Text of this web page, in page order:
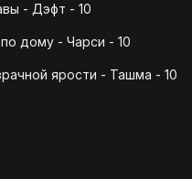
- Дэфт - 10
дому - Чарси - 10
ярости - Ташма - 10